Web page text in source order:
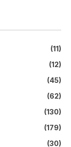
(11)
(12)
(45)
(62)
(130)
(179)
(30)